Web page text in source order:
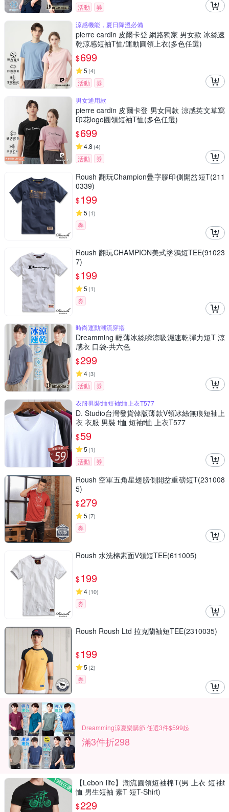
活動
券
涼感機能，夏日降溫必備
pierre cardin 皮爾卡登 網路獨家 男女款 冰絲速
乾涼感短袖T恤/運動圓領上衣(多色任選)
$699
5 (4)
活動
券
男女通用款
pierre cardin 皮爾卡登 男女同款 涼感英文草寫
印花logo圓領短袖T恤(多色任選)
$699
4.8 (4)
活動 券
Roush 翻玩Champion疊字膠印側開岔短T(211
0339)
$199
5 (1)
券
Roush 翻玩CHAMPION美式塗鴉短TEE(91023
7)
$199
5 (1)
券
時尚運動潮流穿搭
Dreamming 輕薄冰絲瞬涼吸濕速乾彈力短T 涼
感衣 口袋-共六色
$299
4(3)
活動
券
衣服男裝t恤短袖t恤上衣T577
D. Studio台灣發貨韓版薄款V領冰絲無痕短袖上
衣 衣服 男裝 t恤 短袖t恤 上衣T577
$59
5 (1)
活動 券
Roush 空軍五角星翅膀側開岔重磅短T(231008
5)
$279
5 (7)
券
Roush 水洗棉素面V領短TEE(611005)
$199
4(10)
券
Roush Roush Ltd 拉克蘭袖短TEE(2310035)
$199
5 (2)
券
Dreamming涼夏樂購節 任選3件$599起
滿3件折298
【Lebon life】潮流圓領短袖棉T(男 上衣 短袖t
恤 男生短袖 素T 短T-Shirt)
$229